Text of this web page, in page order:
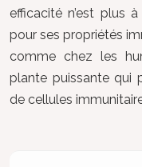
efficacité n’est plus
pour ses propriétés
comme chez les
plante puissante qui
de cellules